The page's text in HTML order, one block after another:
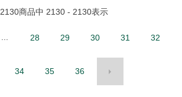
2130商品中 2130 - 2130表示
28 29 30 31 32
34 35 36